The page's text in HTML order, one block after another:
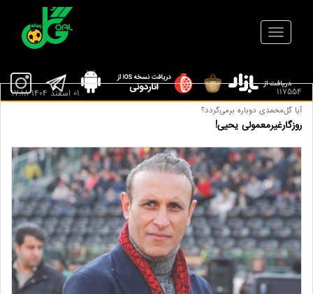
آیا گل‌محمدی دوباره برمی‌گردد؟
117554
روزگارغیرمعمولی یحیی!
01 اسفند 1404 17:18